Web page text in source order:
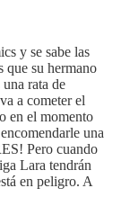
y se sabe las
que su hermano
rata de
a cometer el
en el momento
una
Pero cuando
Lara tendrán
en peligro. A